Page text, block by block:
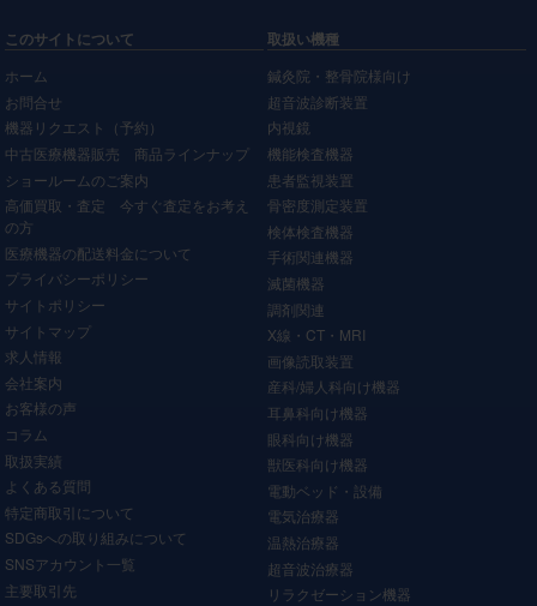
このサイトについて
ホーム
お問合せ
機器リクエスト（予約）
中古医療機器販売 商品ラインナップ
ショールームのご案内
高価買取・査定 今すぐ査定をお考え
の方
医療機器の配送料金について
プライバシーポリシー
サイトポリシー
サイトマップ
求人情報
会社案内
お客様の声
コラム
取扱実績
よくある質問
特定商取引について
SDGsへの取り組みについて
SNSアカウント一覧
主要取引先
取扱い機種
鍼灸院・整骨院様向け
超音波診断装置
内視鏡
機能検査機器
患者監視装置
骨密度測定装置
検体検査機器
手術関連機器
滅菌機器
調剤関連
X線・CT・MRI
画像読取装置
産科/婦人科向け機器
耳鼻科向け機器
眼科向け機器
獣医科向け機器
電動ベッド・設備
電気治療器
温熱治療器
超音波治療器
リラクゼーション機器